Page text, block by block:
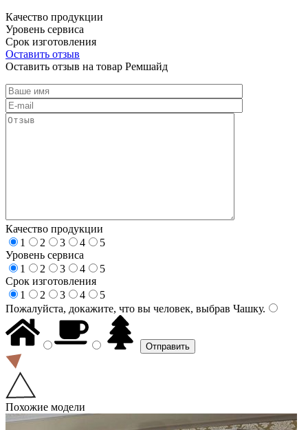
Качество продукции
Уровень сервиса
Срок изготовления
Оставить отзыв
Оставить отзыв на товар Ремшайд
Качество продукции
1
2 3 4
5
Уровень сервиса
1
2 3 4
5
Срок изготовления
1
2 3 4
5
Пожалуйста, докажите, что вы человек, выбрав Чашку.
Похожие модели